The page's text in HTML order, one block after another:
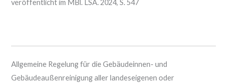
veröffentlicht im MBl. LSA. 2024, S. 547
Allgemeine Regelung für die Gebäudeinnen- und
Gebäudeaußenreinigung aller landeseigenen oder